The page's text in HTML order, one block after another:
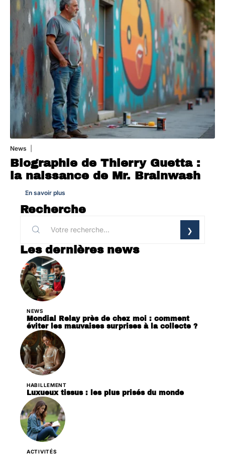
News
Biographie de Thierry Guetta :
la naissance de Mr. Brainwash
En savoir plus
Recherche
Les dernières news
NEWS
Mondial Relay près de chez moi : comment
éviter les mauvaises surprises à la collecte ?
HABILLEMENT
Luxueux tissus : les plus prisés du monde
ACTIVITÉS